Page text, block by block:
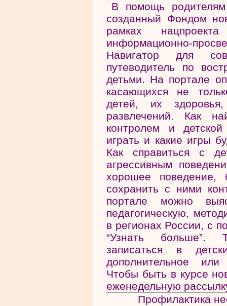
В помощь
созданный Фондом
рамках
информационно-
Навигатор для
путеводитель по
детьми. На портале
касающихся не
детей, их
развлечений. Как
контролем и
играть и какие игры
Как справиться с
агрессивным
хорошее
сохранить с ними
портале можно
педагогическую,
в регионах России, с
“Узнать больше”.
записаться в
дополнительное или
Чтобы быть в курсе
еженедельную
Профилактика